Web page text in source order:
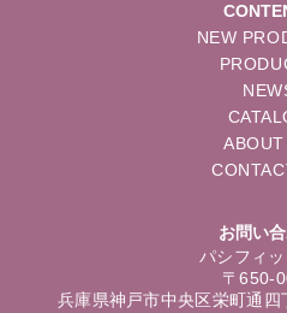
NEW
お問い
パシフィ
〒650-
兵庫県神戸市中央区栄町通